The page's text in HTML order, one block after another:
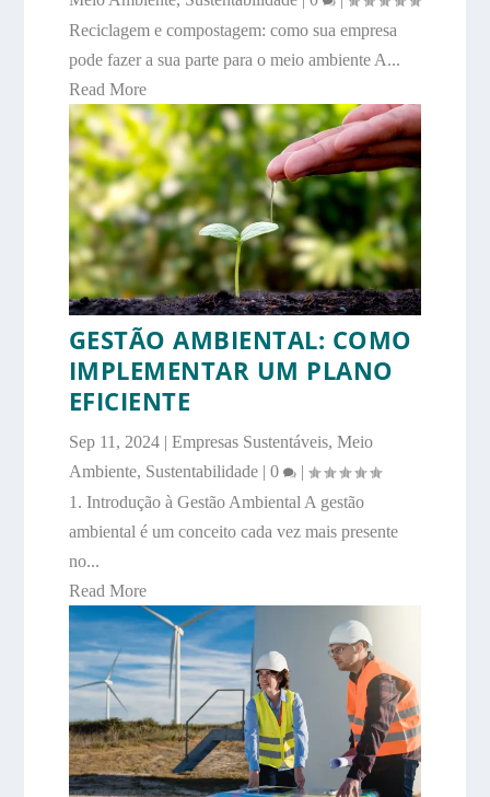
Reciclagem e compostagem: como sua empresa
pode fazer a sua parte para o meio ambiente A...
Read More
GESTÃO AMBIENTAL: COMO
IMPLEMENTAR UM PLANO
EFICIENTE
Sep 11, 2024| Empresas Sustentáveis, Meio
Ambiente, Sustentabilidade| 0
|
1. Introdução à Gestão Ambiental A gestão
ambiental é um conceito cada vez mais presente
no...
Read More